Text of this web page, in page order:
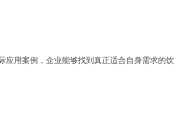
应用案例，企业能够找到真正适合自身需求的饮